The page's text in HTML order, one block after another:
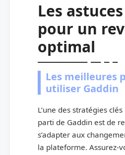
Les
pour un
optimal
Les meilleures
utiliser Gaddin
L’une des stratégies
parti de Gaddin est de
s’adapter aux
la plateforme. Assurez-